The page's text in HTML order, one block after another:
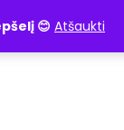
😊 Atšaukti